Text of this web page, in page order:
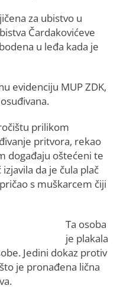
za ubistvo u
Čardakovićeve
u leđa kada je
evidenciju MUP ZDK,
prilikom
pritvora, rekao
događaju oštećeni te
da je čula plač
s muškarcem čiji
Ta osoba
je plakala
Jedini dokaz protiv
je pronađena lična